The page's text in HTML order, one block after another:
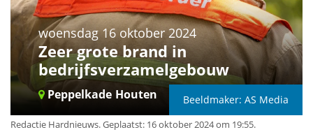
woensdag 16 oktober 2024
Zeer grote brand in
bedrijfsverzamelgebouw
Peppelkade Houten Beeldmaker: AS Media
Redactie Hardnieuws.Geplaatst: 16 oktober 2024 om 19:55.